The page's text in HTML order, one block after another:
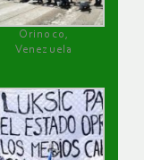
Orinoco,
Venezuela